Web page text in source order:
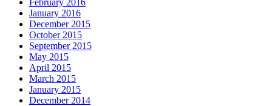
February 2016
January 2016
December 2015
October 2015
September 2015
May 2015
April 2015
March 2015
January 2015
December 2014